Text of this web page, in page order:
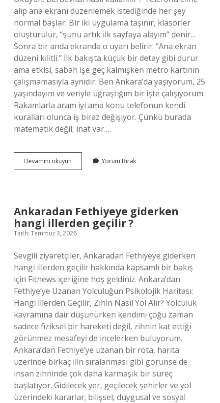
alıp ana ekranı düzenlemek istediğinde her şey
normal başlar. Bir iki uygulama taşınır, klasörler
oluşturulur, “şunu artık ilk sayfaya alayım” denir…
Sonra bir anda ekranda o uyarı belirir: “Ana ekran
düzeni kilitli.” İlk bakışta küçük bir detay gibi durur
ama etkisi, sabah işe geç kalmışken metro kartının
çalışmamasıyla aynıdır. Ben Ankara’da yaşıyorum, 25
yaşındayım ve veriyle uğraştığım bir işte çalışıyorum.
Rakamlarla aram iyi ama konu telefonun kendi
kuralları olunca iş biraz değişiyor. Çünkü burada
matematik değil, inat var.…
Devamını okuyun
Samsung
Yorum Bırak
Ankaradan Fethiyeye giderken
hangi illerden geçilir ?
Tarih: Temmuz 3, 2026
Sevgili ziyaretçiler, Ankaradan Fethiyeye giderken
hangi illerden geçilir hakkında kapsamlı bir bakış
için Fitnews içeriğine hoş geldiniz. Ankara’dan
Fethiye’ye Uzanan Yolculuğun Psikolojik Haritası:
Hangi İllerden Geçilir, Zihin Nasıl Yol Alır? Yolculuk
kavramına dair düşünürken kendimi çoğu zaman
sadece fiziksel bir hareketi değil, zihnin kat ettiği
görünmez mesafeyi de incelerken buluyorum.
Ankara’dan Fethiye’ye uzanan bir rota, harita
üzerinde birkaç ilin sıralanması gibi görünse de
insan zihninde çok daha karmaşık bir süreç
başlatıyor. Gidilecek yer, geçilecek şehirler ve yol
üzerindeki kararlar; bilişsel, duygusal ve sosyal